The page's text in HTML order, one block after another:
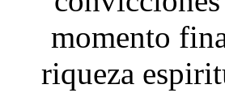
momento
riqueza